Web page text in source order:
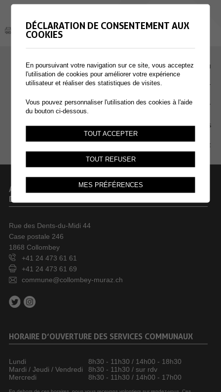
EMPLOI
CONTACT
EXTRANET
MENTIONS LÉGALES
PLAN DU SITE
ADMINISTRATION COMMUNALE
DE COLLOMBEY-MURAZ
Rue des Dents-du-Midi 44
Case postale 246
1868 Collombey
+41 24 473 61 61
+41 24 473 61 69
commune@collombey-muraz.ch
HORAIRE D’OUVERTURE DES SERVICES COMMUNAUX
Lundi
8h30 - 11h30 / 14h00 - 18h30
Mardi / Jeudi / Vendredi
8h30 - 11h30 / sur rdv
Mercredi
8h30 - 11h30 / 14h00 - 17h00
DÉCLARATION DE CONSENTEMENT AUX
COOKIES
En poursuivant votre navigation sur ce site, vous acceptez
l'utilisation de cookies pour améliorer votre expérience
utilisateur et réaliser des statistiques de visites.
Vous pouvez personnaliser l'utilisation des cookies à l'aide
du bouton ci-dessous.
TOUT ACCEPTER
TOUT REFUSER
MES PRÉFÉRENCES